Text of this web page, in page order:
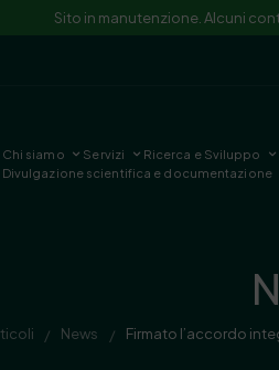
Sito in manutenzione. Alcuni
Chi siamo Servizi Ricerca e Sviluppo
Divulgazione scientifica e documentazione
/ News / Firmato l’accordo